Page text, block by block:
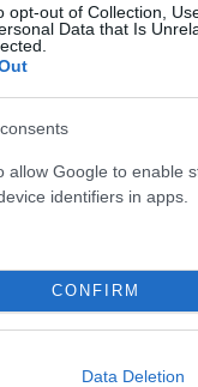
opt-out of Collection,
Data that Is
allow Google to enable
identifiers in apps.
CONFIRM
Data Deletion